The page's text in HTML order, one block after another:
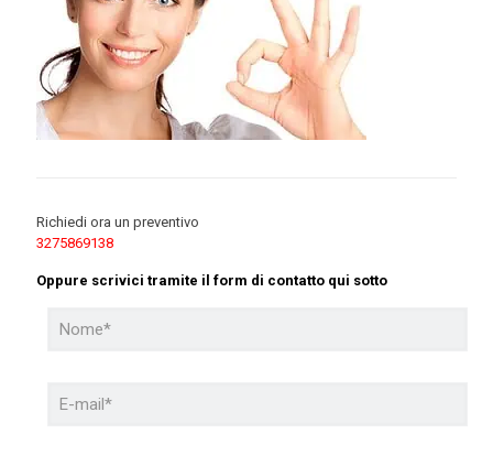
Richiedi ora un preventivo
3275869138
Oppure scrivici tramite il form di contatto qui sotto